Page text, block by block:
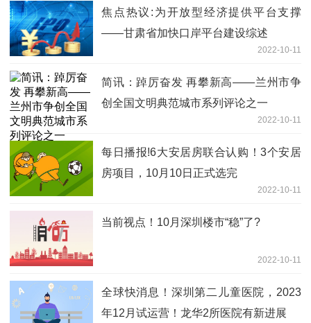
焦点热议:为开放型经济提供平台支撑
——甘肃省加快口岸平台建设综述
2022-10-11
简讯：踔厉奋发 再攀新高——兰州市争
创全国文明典范城市系列评论之一
2022-10-11
每日播报!6大安居房联合认购！3个安居
房项目，10月10日正式选完
2022-10-11
当前视点！10月深圳楼市“稳”了?
2022-10-11
全球快消息！深圳第二儿童医院，2023
年12月试运营！龙华2所医院有新进展